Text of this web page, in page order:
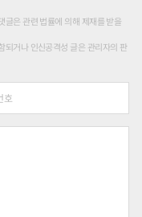
글은 관련 법률에 의해 제재를 받을
되거나 인신공격성 글은 관리자의 판